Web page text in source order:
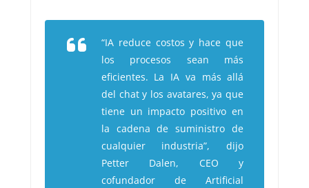
“IA reduce costos y hace que
los procesos sean más
eficientes. La IA va más allá
del chat y los avatares, ya que
tiene un impacto positivo en
la cadena de suministro de
cualquier industria”, dijo
Petter Dalen, CEO y
cofundador de Artificial